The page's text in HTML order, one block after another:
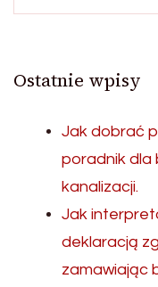
Ostatnie wpisy
Jak dobrać
poradnik dla
kanalizacji.
Jak
deklaracją
zamawiając